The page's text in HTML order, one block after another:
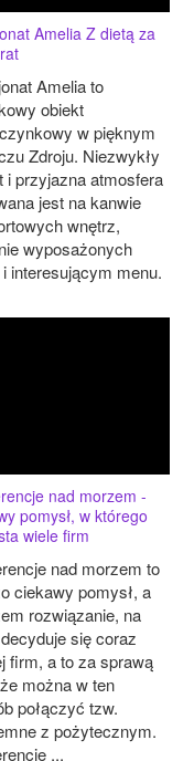
Amelia Z dietą za
Amelia to
obiekt
w pięknym
Zdroju. Niezwykły
i przyjazna atmosfera
jest na kanwie
wnętrz,
wyposażonych
interesującym menu.
nad morzem -
pomysł, w którego
wiele firm
nad morzem to
ciekawy pomysł, a
rozwiązanie, na
się coraz
firm, a to za sprawą
można w ten
połączyć tzw.
z pożytecznym.
...